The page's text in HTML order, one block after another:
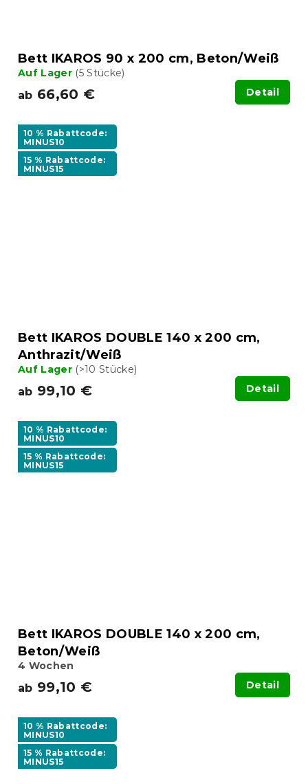
Bett IKAROS 90 x 200 cm, Beton/Weiß
Auf Lager (5 Stücke)
ab 66,60 € Detail
10 % Rabattcode:
MINUS10
15 % Rabattcode:
MINUS15
Bett IKAROS DOUBLE 140 x 200 cm,
Anthrazit/Weiß
Auf Lager (>10 Stücke)
ab 99,10 € Detail
10 % Rabattcode:
MINUS10
15 % Rabattcode:
MINUS15
Bett IKAROS DOUBLE 140 x 200 cm,
Beton/Weiß
4 Wochen
ab 99,10 € Detail
10 % Rabattcode:
MINUS10
15 % Rabattcode:
MINUS15